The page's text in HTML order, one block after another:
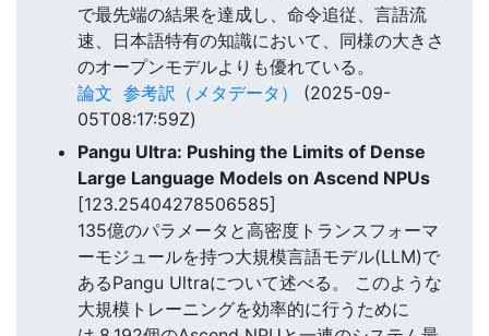
で最先端の結果を達成し、命令追従、言語流
速、日本語特有の知識において、同様の大きさ
のオープンモデルよりも優れている。
論文 参考訳（メタデータ）
(2025-09-
05T08:17:59Z)
Pangu Ultra: Pushing the Limits of Dense
Large Language Models on Ascend NPUs
[123.25404278506585]
135億のパラメータと高密度トランスフォーマ
ーモジュールを持つ大規模言語モデル(LLM)で
あるPangu Ultraについて述べる。 このような
大規模トレーニングを効率的に行うために